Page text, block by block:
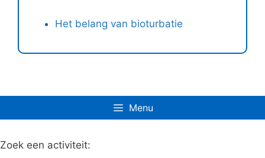
Het belang van bioturbatie
Menu
Zoek een activiteit: